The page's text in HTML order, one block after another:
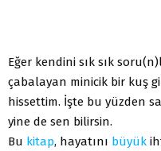
Eğer kendini sık sık
çabalayan minicik bir kuş
hissettim. İşte bu yüzden
yine de sen bilirsin.
Bu kitap, hayatını büyük